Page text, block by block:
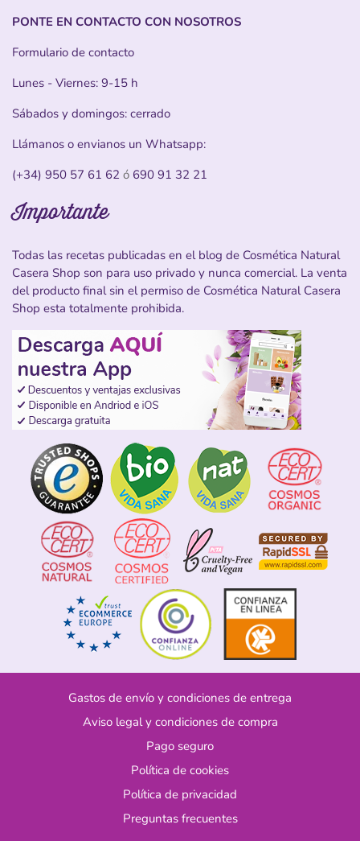
PONTE EN CONTACTO CON NOSOTROS
Formulario de contacto
Lunes - Viernes: 9-15 h
Sábados y domingos: cerrado
Llámanos o envianos un Whatsapp:
(+34) 950 57 61 62 ó 690 91 32 21
Importante
Todas las recetas publicadas en el blog de Cosmética Natural
Casera Shop son para uso privado y nunca comercial. La venta
del producto final sin el permiso de Cosmética Natural Casera
Shop esta totalmente prohibida.
Gastos de envío y condiciones de entrega
Aviso legal y condiciones de compra
Pago seguro
Política de cookies
Política de privacidad
Preguntas frecuentes